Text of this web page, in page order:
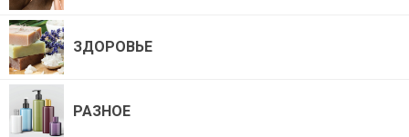
ЗДОРОВЬЕ
РАЗНОЕ